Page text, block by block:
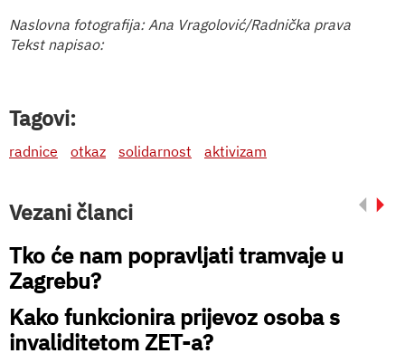
Naslovna fotografija: Ana Vragolović/Radnička prava
Tekst napisao:
Tagovi:
radnice otkaz solidarnost aktivizam
Vezani članci
Tko će nam popravljati tramvaje u
Zagrebu?
Kako funkcionira prijevoz osoba s
invaliditetom ZET-a?